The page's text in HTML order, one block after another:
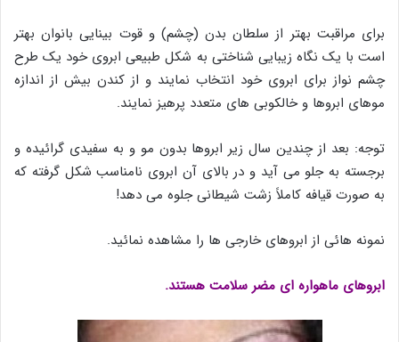
برای مراقبت بهتر از سلطان بدن (چشم) و قوت بینایی بانوان بهتر
است با یک نگاه زیبایی شناختی به شکل طبیعی ابروی خود یک طرح
چشم نواز برای ابروی خود انتخاب نمایند و از کندن بیش از اندازه
موهای ابروها و خالکوبی های متعدد پرهیز نمایند.
توجه: بعد از چندین سال زیر ابروها بدون مو و به سفیدی گرائیده و
برجسته به جلو می آید و در بالای آن ابروی نامناسب شکل گرفته که
به صورت قیافه کاملاً زشت شیطانی جلوه می دهد!
نمونه هائی از ابروهای خارجی ها را مشاهده نمائید.
ابروهای ماهواره ای مضر سلامت هستند.